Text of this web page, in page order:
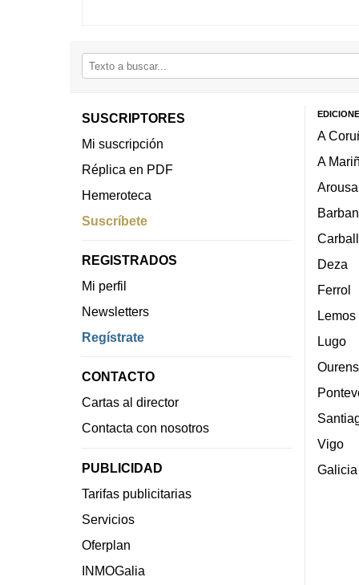
SUSCRIPTORES
Mi suscripción
Réplica en PDF
Hemeroteca
Suscríbete
REGISTRADOS
Mi perfil
Newsletters
Regístrate
CONTACTO
Cartas al director
Contacta con nosotros
PUBLICIDAD
Tarifas publicitarias
Servicios
Oferplan
INMOGalia
A
A
Arousa
Deza
Ferrol
Lemos
Lugo
Vigo